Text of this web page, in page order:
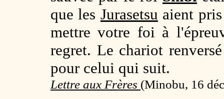
que les Jurasetsu aient
mettre votre foi à
regret. Le chariot
pour celui qui suit.
Lettre aux Frères (Minobu, 16